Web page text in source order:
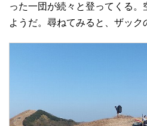
った一団が続々と登ってくる
ようだ。尋ねてみると、ザック